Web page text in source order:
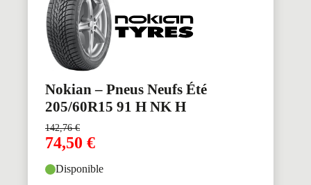
Nokian – Pneus Neufs Été
205/60R15 91 H NK H
142,76€
74,50 €
Disponible